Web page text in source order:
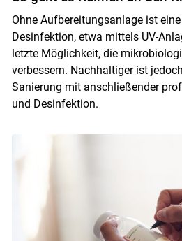
Skip to main
Ohne Aufbereitungsanlage ist
Desinfektion, etwa mittels UV-
letzte Möglichkeit, die
verbessern. Nachhaltiger ist
Sanierung mit anschließender
und Desinfektion.